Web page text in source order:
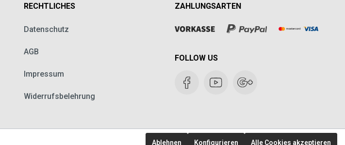
RECHTLICHES
Datenschutz
AGB
Impressum
Widerrufsbelehrung
ZAHLUNGSARTEN
FOLLOW US
Ablehnen Konfigurieren Alle Cookies akzeptieren